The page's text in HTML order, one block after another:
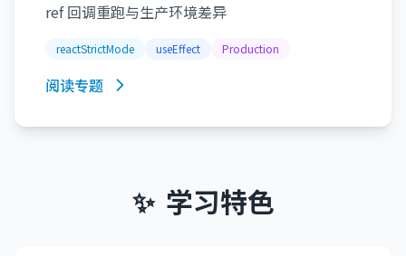
ref 回调重跑与生产环境差异
reactStrictMode useEffect Production
阅读专题
✨ 学习特色